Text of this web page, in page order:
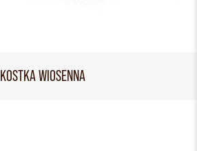
KOSTKA WIOSENNA